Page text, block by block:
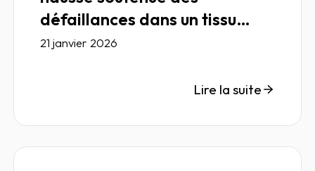
défaillances dans un tissu
économique pourtant
21 janvier 2026
Lire la suite